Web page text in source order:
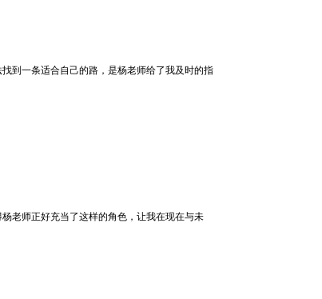
到一条适合自己的路，是杨老师给了我及时的指
老师正好充当了这样的角色，让我在现在与未